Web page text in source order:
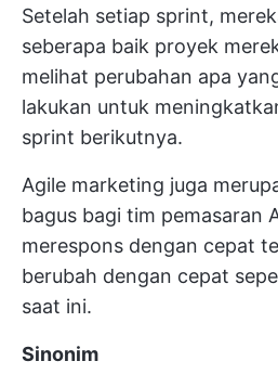
Setelah setiap sprint,
seberapa baik proyek
melihat perubahan apa
lakukan untuk
sprint berikutnya.
Agile marketing juga
bagus bagi tim pemasaran
merespons dengan cepat
berubah dengan cepat
saat ini.
Sinonim